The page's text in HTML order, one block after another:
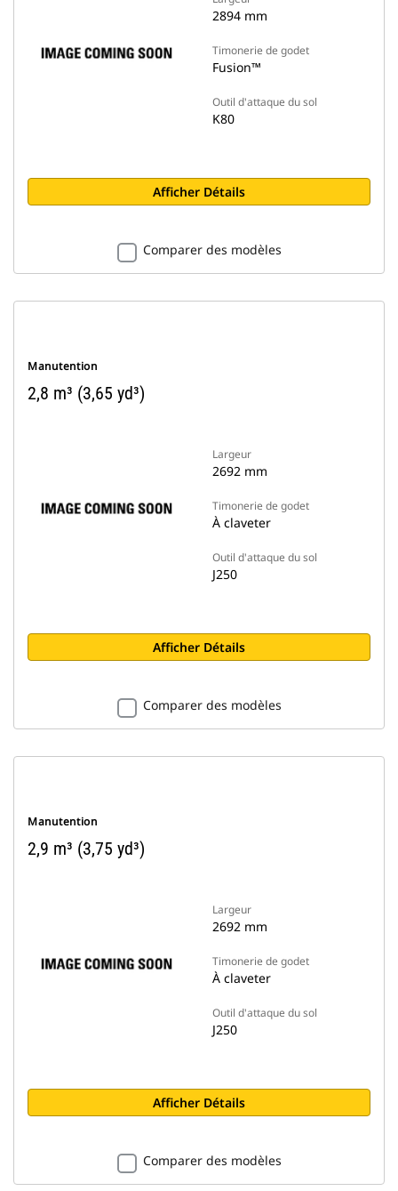
2894 mm
Timonerie de godet
Fusion™
Outil d'attaque du sol
K80
Afficher Détails
Comparer des modèles
Manutention
2,8 m³ (3,65 yd³)
Largeur
2692 mm
Timonerie de godet
À claveter
Outil d'attaque du sol
J250
Afficher Détails
Comparer des modèles
Manutention
2,9 m³ (3,75 yd³)
Largeur
2692 mm
Timonerie de godet
À claveter
Outil d'attaque du sol
J250
Afficher Détails
Comparer des modèles